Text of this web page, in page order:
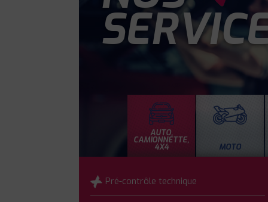
AUTO,
CAMIONNETTE,
4X4 MOTO
Pré-contrôle technique